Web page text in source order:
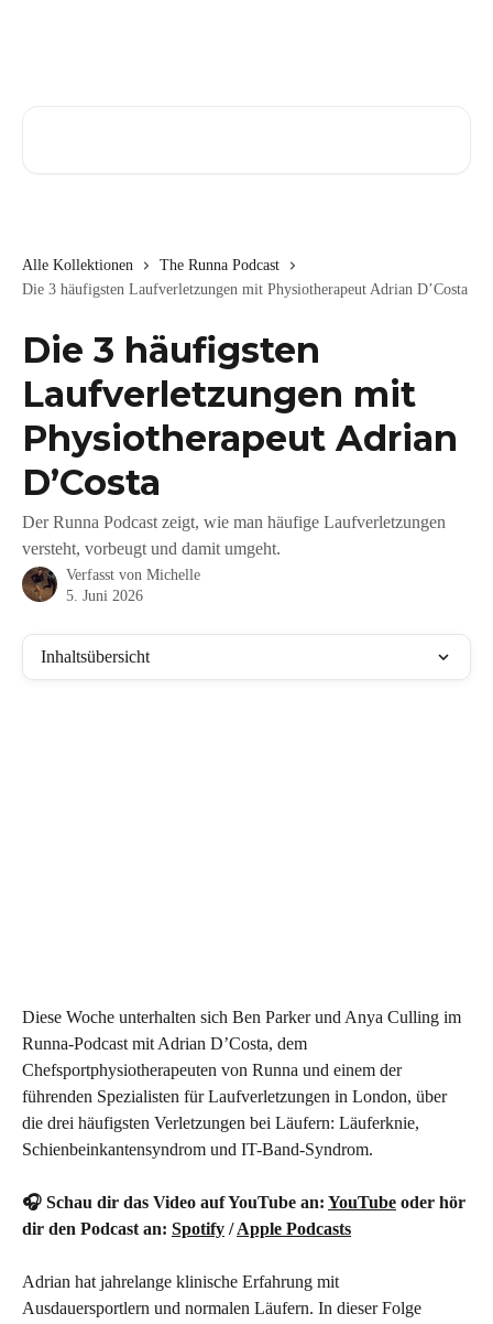
Alle Kollektionen
The Runna Podcast
Die 3 häufigsten Laufverletzungen mit Physiotherapeut Adrian D’Costa
Die 3 häufigsten
Laufverletzungen mit
Physiotherapeut Adrian
D’Costa
Der Runna Podcast zeigt, wie man häufige Laufverletzungen
versteht, vorbeugt und damit umgeht.
Verfasst von Michelle
5. Juni 2026
Inhaltsübersicht
Diese Woche unterhalten sich Ben Parker und Anya Culling im
Runna-Podcast mit Adrian D’Costa, dem
Chefsportphysiotherapeuten von Runna und einem der
führenden Spezialisten für Laufverletzungen in London, über
die drei häufigsten Verletzungen bei Läufern: Läuferknie,
Schienbeinkantensyndrom und IT-Band-Syndrom.
🎧 Schau dir das Video auf YouTube an: YouTube oder hör
dir den Podcast an: Spotify / Apple Podcasts
Adrian hat jahrelange klinische Erfahrung mit
Ausdauersportlern und normalen Läufern. In dieser Folge